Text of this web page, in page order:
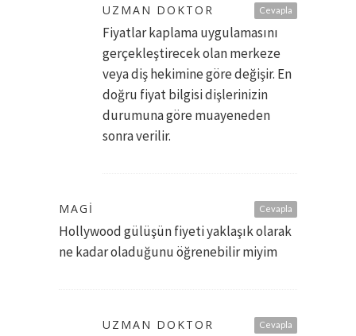
Cevapla
UZMAN DOKTOR
Fiyatlar kaplama uygulamasını
gerçekleştirecek olan merkeze
veya diş hekimine göre değişir. En
doğru fiyat bilgisi dişlerinizin
durumuna göre muayeneden
sonra verilir.
Cevapla
MAGI
Hollywood gülüşün fiyeti yaklaşık olarak
ne kadar oladuğunu öğrenebilir miyim
Cevapla
UZMAN DOKTOR